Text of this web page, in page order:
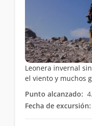
Leonera invernal
el viento y muchos
Punto alcanzado:
Fecha de excursión: